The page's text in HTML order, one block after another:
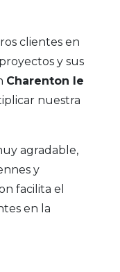
clientes en
y sus
Charenton le
nuestra
agradable,
y
facilita el
en la